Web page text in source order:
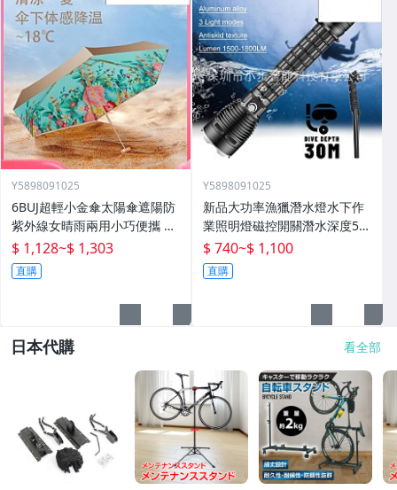
Y5898091025
6BUJ超輕小金傘太陽傘遮陽防
紫外線女晴雨兩用小巧便攜 五
折傘
$ 1,128~$ 1,303
直購
Y5898091025
新品大功率漁獵潛水燈水下作
業照明燈磁控開關潛水深度50
米高流明
$ 740~$ 1,100
直購
日本代購 看全部